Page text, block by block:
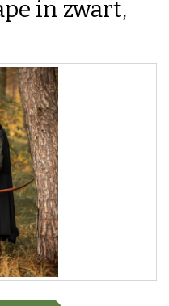
in zwart,